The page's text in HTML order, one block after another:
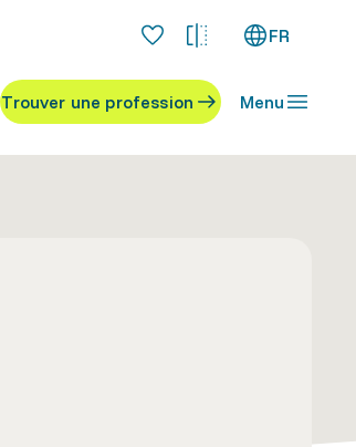
FR
Trouver une profession Menu